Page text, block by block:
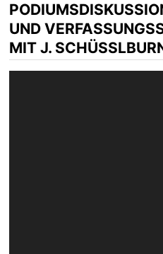
UND
MIT J.